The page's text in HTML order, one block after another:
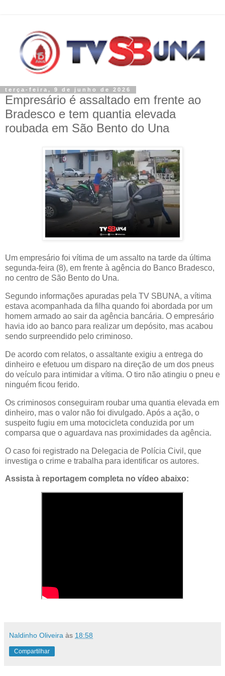
terça-feira, 9 de junho de 2026
Empresário é assaltado em frente ao
Bradesco e tem quantia elevada
roubada em São Bento do Una
Um empresário foi vítima de um assalto na tarde da última
segunda-feira (8), em frente à agência do Banco Bradesco,
no centro de São Bento do Una.
Segundo informações apuradas pela TV SBUNA, a vítima
estava acompanhada da filha quando foi abordada por um
homem armado ao sair da agência bancária. O empresário
havia ido ao banco para realizar um depósito, mas acabou
sendo surpreendido pelo criminoso.
De acordo com relatos, o assaltante exigiu a entrega do
dinheiro e efetuou um disparo na direção de um dos pneus
do veículo para intimidar a vítima. O tiro não atingiu o pneu e
ninguém ficou ferido.
Os criminosos conseguiram roubar uma quantia elevada em
dinheiro, mas o valor não foi divulgado. Após a ação, o
suspeito fugiu em uma motocicleta conduzida por um
comparsa que o aguardava nas proximidades da agência.
O caso foi registrado na Delegacia de Polícia Civil, que
investiga o crime e trabalha para identificar os autores.
Assista à reportagem completa no vídeo abaixo:
Naldinho Oliveira às 18:58
Compartilhar